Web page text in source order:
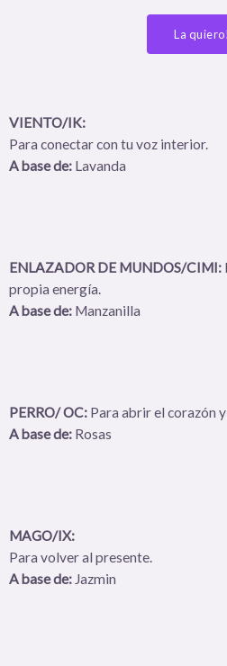
La quiero!
VIENTO/IK:
Para conectar con tu voz interior.
A base de: Lavanda
ENLAZADOR DE MUNDOS/CIMI:
propia energía.
A base de: Manzanilla
PERRO/ OC: Para abrir el corazón
A base de: Rosas
MAGO/IX:
Para volver al presente.
A base de: Jazmin